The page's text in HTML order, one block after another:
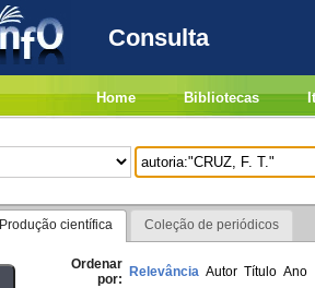
Consulta
Home Bibliotecas
Produção científica Coleção de periódicos
Ordenar
por: Relevância Autor Título Ano